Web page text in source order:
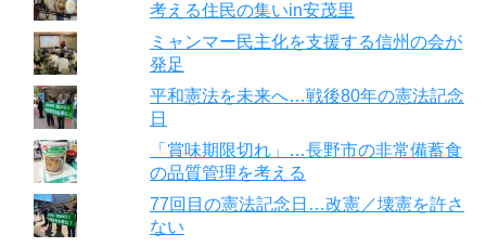
考える住民の集いin安茂里
ミャンマー民主化を支援する信州の会が
発足
平和憲法を未来へ…戦後80年の憲法記念
日
「賞味期限切れ」…長野市の非常備蓄食
の品質管理を考える
77回目の憲法記念日…改憲／壊憲を許さ
ない